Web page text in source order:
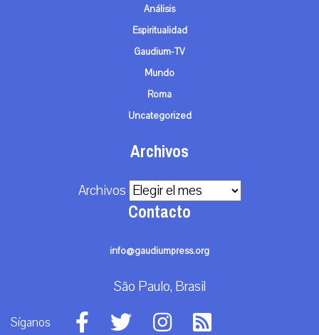
Análisis
Espiritualidad
Gaudium-TV
Mundo
Roma
Uncategorized
Archivos
Archivos
Contacto
info@gaudiumpress.org
São Paulo, Brasil
Síganos